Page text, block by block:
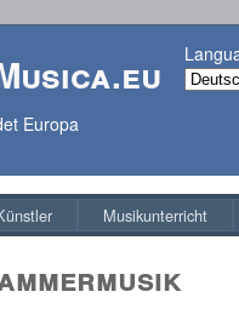
Europa
Musikunterricht